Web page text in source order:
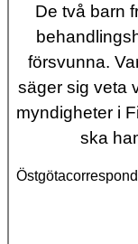
De två barn
försvunna.
säger sig veta
myndigheter i
ska